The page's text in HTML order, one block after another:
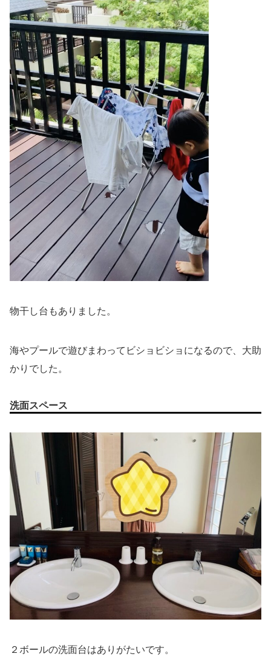
物干し台もありました。
海やプールで遊びまわってビショビショになるので、大助
かりでした。
洗面スペース
２ボールの洗面台はありがたいです。